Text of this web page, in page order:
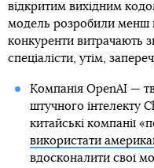
відкритим вихідним
модель розробили менш
конкуренти витрачають
спеціалісти, утім,
Компанія OpenAI —
штучного інтелекту
китайські компанії
використати
вдосконалити свої